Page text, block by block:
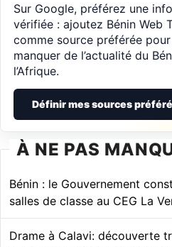
Sur Google, préférez une
vérifiée : ajoutez Bénin Web
comme source préférée
manquer de l’actualité du
l’Afrique.
Définir mes sources
À NE PAS
Bénin : le Gouvernement
salles de classe au CEG La
Drame à Calavi: découverte